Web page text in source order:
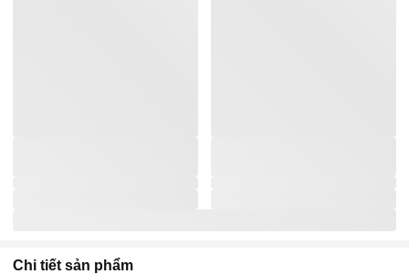
Chi tiết sản phẩm